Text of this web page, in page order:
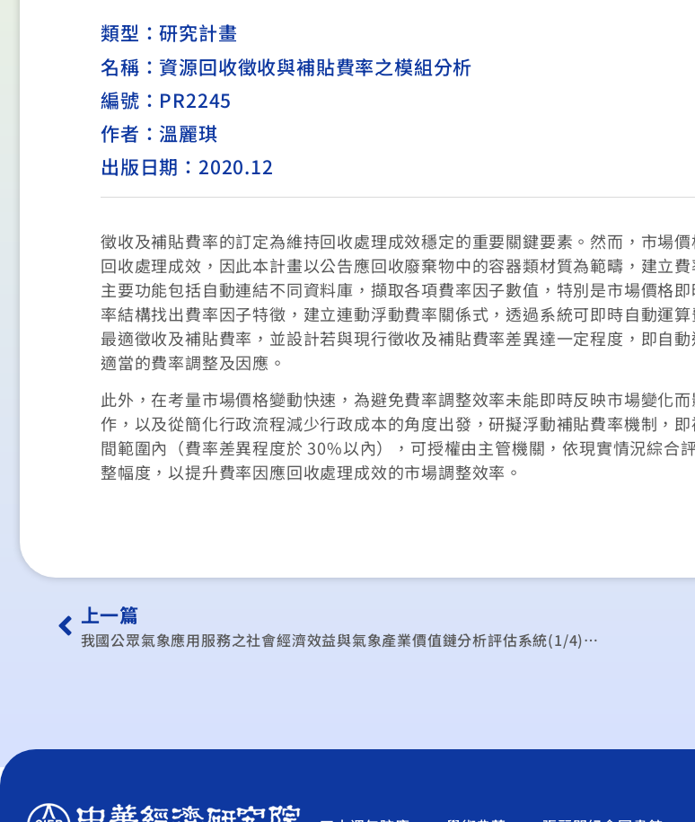
類型：研究計畫
名稱：資源回收徵收與補貼費率之模組分析
編號：PR2245
作者：溫麗琪
出版日期：2020.12
徵收及補貼費率的訂定為維持回收處理成效穩定的重要關鍵要素。然而，市場
回收處理成效，因此本計畫以公告應回收廢棄物中的容器類材質為範疇，建立費
主要功能包括自動連結不同資料庫，擷取各項費率因子數值，特別是市場價格
率結構找出費率因子特徵，建立連動浮動費率關係式，透過系統可即時自動運
最適徵收及補貼費率，並設計若與現行徵收及補貼費率差異達一定程度，即自
適當的費率調整及因應。
此外，在考量市場價格變動快速，為避免費率調整效率未能即時反映市場變化
作，以及從簡化行政流程減少行政成本的角度出發，研擬浮動補貼費率機制，
間範圍內（費率差異程度於 30%以內），可授權由主管機關，依現實情況綜合
整幅度，以提升費率因應回收處理成效的市場調整效率。
上一篇
我國公眾氣象應用服務之社會經濟效益與氣象產業價值鏈分析評估系統(1/4)委外發展案